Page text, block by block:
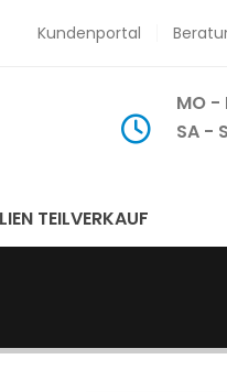
Kundenportal
MO -
SA -
TEILVERKAUF